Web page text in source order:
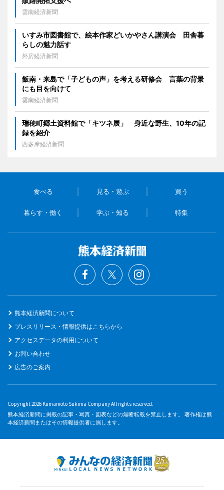
雲南経済新聞
いすみ市図書館で、絵本作家どいかやさん講演会 田舎暮
らしの魅力話す
外房経済新聞
飯南・来島で「子どもの声」を考える研修会 言葉の背景
にも目を向けて
雲南経済新聞
瑞穂町郷土資料館で「キツネ展」 身近な野生、10年の記
録を紹介
西多摩経済新聞
食べる 見る・遊ぶ 買う
暮らす・働く 学ぶ・知る 特集
熊本経済新聞について
プレスリリース・情報提供はこちらから
アクセスデータの利用について
お問い合わせ
広告のご案内
Copyright 2026 Kumamoto Sukima Company All rights reserved.
熊本経済新聞に掲載の記事・写真・図表などの無断転載を禁止します。 著作権は熊
本経済新聞またはその情報提供者に属します。